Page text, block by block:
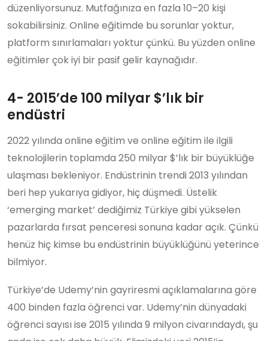
düzenliyorsunuz. Mutfağınıza en fazla 10–20 kişi
sokabilirsiniz. Online eğitimde bu sorunlar yoktur,
platform sınırlamaları yoktur çünkü. Bu yüzden online
eğitimler çok iyi bir pasif gelir kaynağıdır.
4- 2015’de 100 milyar $’lık bir
endüstri
2022 yılında online eğitim ve online eğitim ile ilgili
teknolojilerin toplamda 250 milyar $’lık bir büyüklüğe
ulaşması bekleniyor. Endüstrinin trendi 2013 yılından
beri hep yukarıya gidiyor, hiç düşmedi. Üstelik
‘emerging market’ dediğimiz Türkiye gibi yükselen
pazarlarda fırsat penceresi sonuna kadar açık. Çünkü
henüz hiç kimse bu endüstrinin büyüklüğünü yeterince
bilmiyor.
Türkiye’de Udemy’nin gayriresmi açıklamalarına göre
400 binden fazla öğrenci var. Udemy’nin dünyadaki
öğrenci sayısı ise 2015 yılında 9 milyon civarındaydı, şu